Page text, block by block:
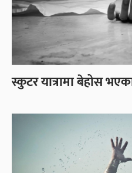
स्कुटर यात्रामा बेहोस